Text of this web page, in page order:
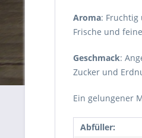
Aroma: Fruchtig
Frische und
Geschmack:
Zucker und
Ein gelungener
Abfüller: